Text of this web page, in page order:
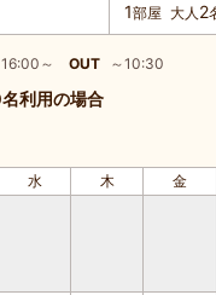
1部屋 大人 2
16:00～ OUT ～10:30
利用の場合
水 木 金